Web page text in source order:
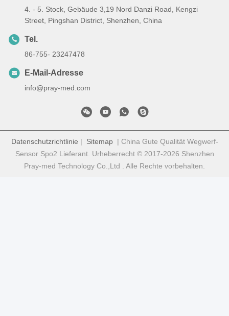
4. - 5. Stock, Gebäude 3,19 Nord Danzi Road, Kengzi
Street, Pingshan District, Shenzhen, China
Tel.
86-755- 23247478
E-Mail-Adresse
info@pray-med.com
Datenschutzrichtlinie | Sitemap| China Gute Qualität Wegwerf-
Sensor Spo2 Lieferant. Urheberrecht © 2017-2026 Shenzhen
Pray-med Technology Co.,Ltd . Alle Rechte vorbehalten.